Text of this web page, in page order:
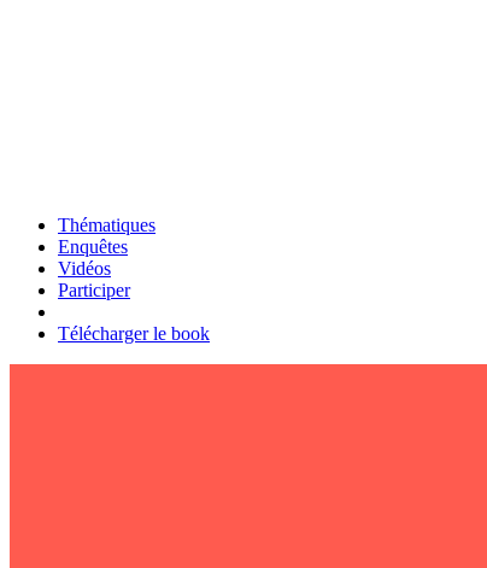
Thématiques
Enquêtes
Vidéos
Participer
Télécharger le book